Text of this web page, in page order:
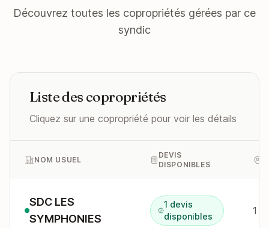
Découvrez toutes les copropriétés gérées par ce
syndic
Liste des copropriétés
Cliquez sur une copropriété pour voir les détails
NOM USUEL
DEVIS
DISPONIBLES
SDC LES
SYMPHONIES
1 devis
disponibles
1